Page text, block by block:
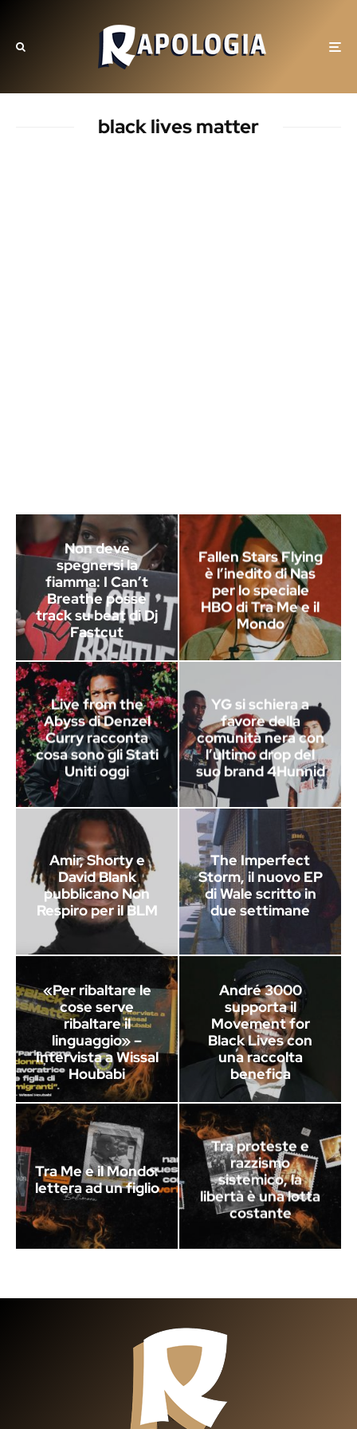
black lives matter
Non deve
spegnersi la
fiamma: I Can’t
Breathe posse
track su beat di Dj
Fastcut
Fallen Stars Flying
è l’inedito di Nas
per lo speciale
HBO di Tra Me e il
Mondo
Live from the
Abyss di Denzel
Curry racconta
cosa sono gli Stati
Uniti oggi
YG si schiera a
favore della
comunità nera con
l’ultimo drop del
suo brand 4Hunnid
Amir, Shorty e
David Blank
pubblicano Non
Respiro per il BLM
The Imperfect
Storm, il nuovo EP
di Wale scritto in
due settimane
«Per ribaltare le
cose serve
ribaltare il
linguaggio» –
Intervista a Wissal
Houbabi
André 3000
supporta il
Movement for
Black Lives con
una raccolta
benefica
Tra Me e il Mondo:
lettera ad un figlio
Tra proteste e
razzismo
sistemico, la
libertà è una lotta
costante